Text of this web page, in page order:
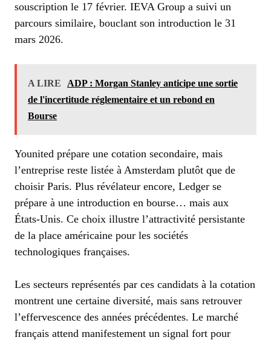
souscription le 17 février. IEVA Group a suivi un
parcours similaire, bouclant son introduction le 31
mars 2026.
A LIRE
ADP : Morgan Stanley anticipe une sortie
de l'incertitude réglementaire et un rebond en
Bourse
Younited prépare une cotation secondaire, mais
l’entreprise reste listée à Amsterdam plutôt que de
choisir Paris. Plus révélateur encore, Ledger se
prépare à une introduction en bourse… mais aux
États-Unis. Ce choix illustre l’attractivité persistante
de la place américaine pour les sociétés
technologiques françaises.
Les secteurs représentés par ces candidats à la cotation
montrent une certaine diversité, mais sans retrouver
l’effervescence des années précédentes. Le marché
français attend manifestement un signal fort pour